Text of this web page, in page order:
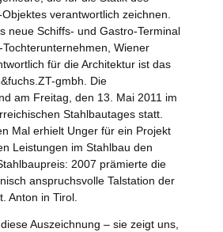
verantwortlich zeichnen.
neue Schiffs- und Gastro-Terminal
Wiener
für die Architektur ist das
gmbh. Die
am Freitag, den 13. Mai 2011 im
Stahlbautages statt.
Mal erhielt Unger für ein Projekt
Leistungen im Stahlbau den
2007 prämierte die
anspruchsvolle Talstation der
Anton in Tirol.
Auszeichnung – sie zeigt uns,